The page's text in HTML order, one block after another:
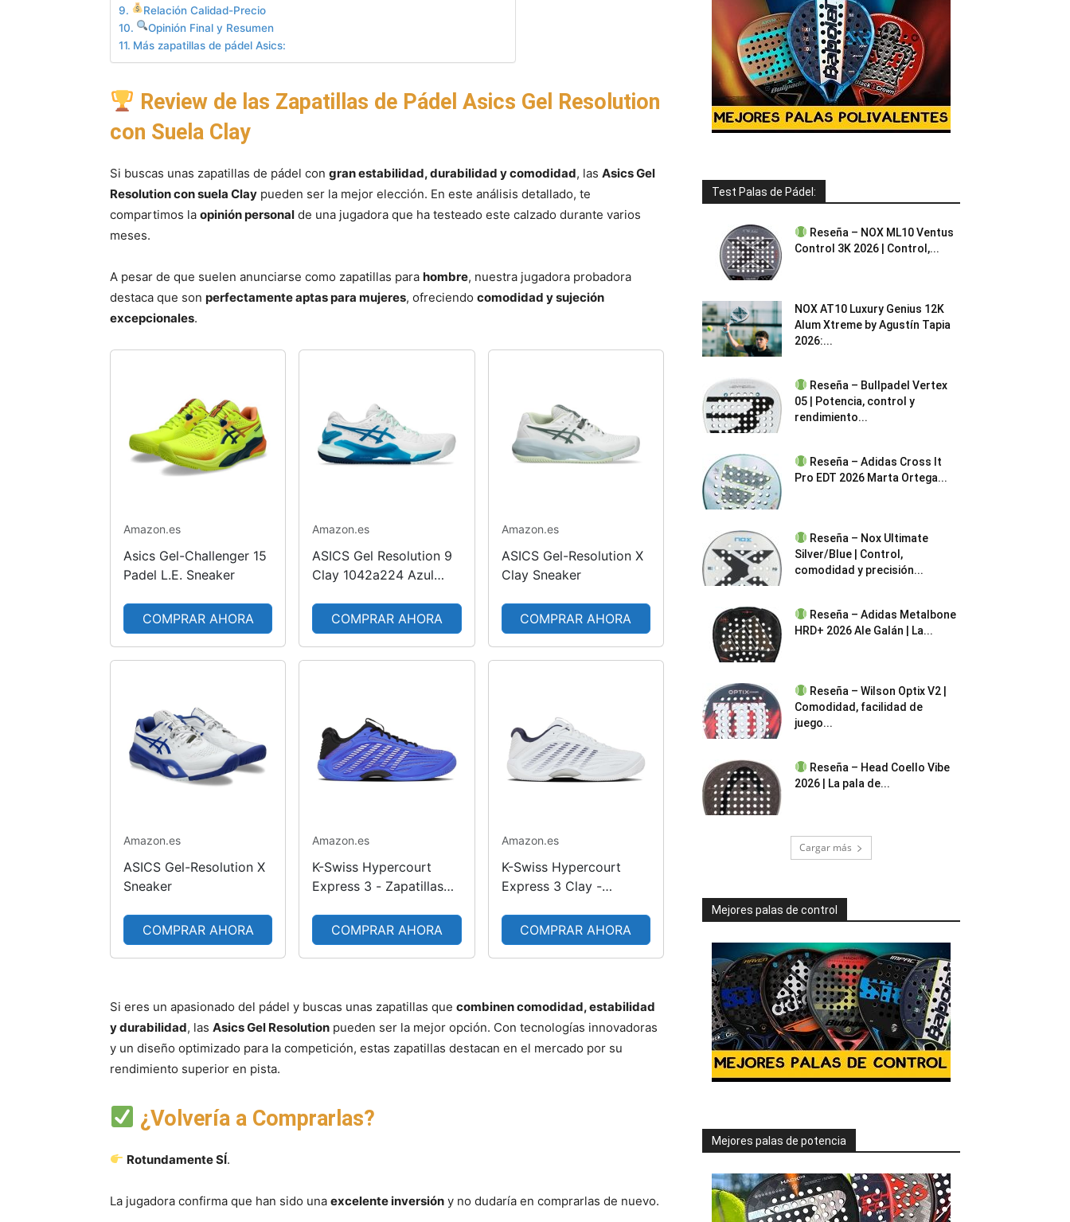
Relación Calidad-Precio
Opinión Final y Resumen
Más zapatillas de pádel Asics:
Review de las Zapatillas de Pádel Asics Gel Resolution
con Suela Clay
Si buscas unas zapatillas de pádel con gran estabilidad, durabilidad y comodidad, las Asics Gel
Resolution con suela Clay pueden ser la mejor elección. En este análisis detallado, te
compartimos la opinión personal de una jugadora que ha testeado este calzado durante varios
meses.
A pesar de que suelen anunciarse como zapatillas para hombre, nuestra jugadora probadora
destaca que son perfectamente aptas para mujeres, ofreciendo comodidad y sujeción
excepcionales.
Amazon.es
Asics Gel-Challenger 15
Padel L.E. Sneaker
COMPRAR AHORA
Amazon.es
ASICS Gel Resolution 9
Clay 1042a224 Azul
COMPRAR AHORA
Amazon.es
ASICS Gel-Resolution X
Clay Sneaker
COMPRAR AHORA
Amazon.es
ASICS Gel-Resolution X
Sneaker
COMPRAR AHORA
Amazon.es
K-Swiss Hypercourt
Express 3 - Zapatillas
Color Azul, Negro y
Blanco, Talla 42,5 EU
COMPRAR AHORA
Amazon.es
K-Swiss Hypercourt
Express 3 Clay -
Hombre, Color Blanco,
Azul y Plateado, Talla
42 EU
COMPRAR AHORA
Si eres un apasionado del pádel y buscas unas zapatillas que combinen comodidad, estabilidad
y durabilidad, las Asics Gel Resolution pueden ser la mejor opción. Con tecnologías innovadoras
y un diseño optimizado para la competición, estas zapatillas destacan en el mercado por su
rendimiento superior en pista.
¿Volvería a Comprarlas?
Rotundamente SÍ.
La jugadora confirma que han sido una excelente inversión y no dudaría en comprarlas de nuevo.
Test Palas de Pádel:
Reseña – NOX ML10 Ventus
Control 3K 2026 | Control,...
NOX AT10 Luxury Genius 12K
Alum Xtreme by Agustín Tapia
2026:...
Reseña – Bullpadel Vertex
05 | Potencia, control y
rendimiento...
Reseña – Adidas Cross It
Pro EDT 2026 Marta Ortega...
Reseña – Nox Ultimate
Silver/Blue | Control,
comodidad y precisión...
Reseña – Adidas Metalbone
HRD+ 2026 Ale Galán | La...
Reseña – Wilson Optix V2 |
Comodidad, facilidad de
juego...
Reseña – Head Coello Vibe
2026 | La pala de...
Cargar más
Mejores palas de control
Mejores palas de potencia